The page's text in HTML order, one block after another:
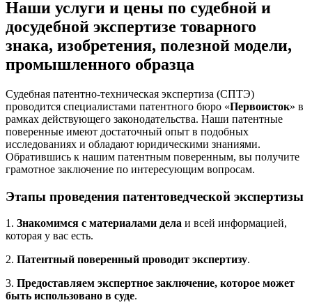
Наши услуги и цены по судебной и
досудебной экспертизе товарного
знака, изобретения, полезной модели,
промышленного образца
Судебная патентно-техническая экспертиза (СПТЭ)
проводится специалистами патентного бюро «Первоисток» в
рамках действующего законодательства. Наши патентные
поверенные имеют достаточный опыт в подобных
исследованиях и обладают юридическими знаниями.
Обратившись к нашим патентным поверенным, вы получите
грамотное заключение по интересующим вопросам.
Этапы проведения патентоведческой экспертизы
1. Знакомимся с материалами дела и всей информацией,
которая у вас есть.
2. Патентный поверенный проводит экспертизу.
3. Предоставляем экспертное заключение, которое может
быть использовано в суде.